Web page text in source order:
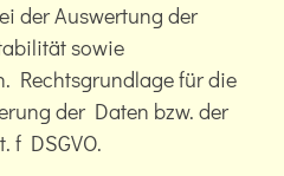
der Auswertung der
sowie
Rechtsgrundlage für die
der Daten bzw. der
f DSGVO.